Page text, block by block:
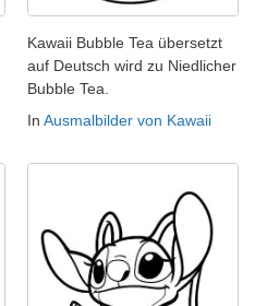
Kawaii Bubble Tea übersetzt
auf Deutsch wird zu Niedlicher
Bubble Tea.
In Ausmalbilder von Kawaii